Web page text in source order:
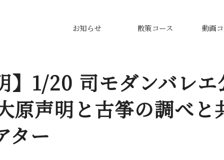
お知らせ 散策コース 動画
】1/20 司モダンバレエ
原声明と古筝の調べと
ター